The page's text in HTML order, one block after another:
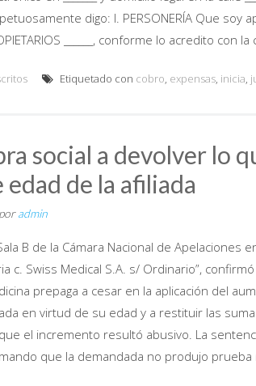
digo: I. PERSONERÍA Que soy
______, conforme lo acredito con
Etiquetado con cobro, expensas, inicia,
social a devolver lo
de la afiliada
admin
B de la Cámara Nacional de Apelaciones
c. Swiss Medical S.A. s/ Ordinario”,
prepaga a cesar en la aplicación del
en virtud de su edad y a restituir las
el incremento resultó abusivo. La
que la demandada no produjo prueba